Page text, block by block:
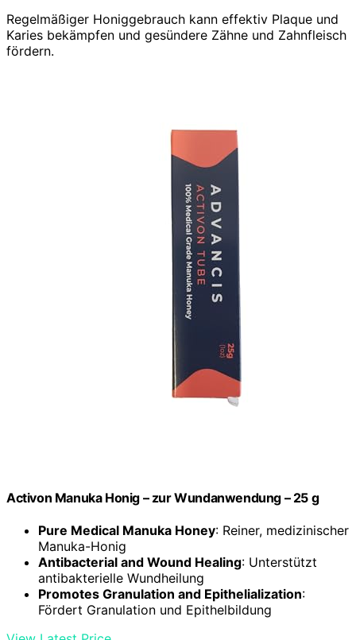
Regelmäßiger Honiggebrauch kann effektiv Plaque und
Karies bekämpfen und gesündere Zähne und Zahnfleisch
fördern.
Activon Manuka Honig – zur Wundanwendung – 25 g
Pure Medical Manuka Honey: Reiner, medizinischer
Manuka-Honig
Antibacterial and Wound Healing: Unterstützt
antibakterielle Wundheilung
Promotes Granulation and Epithelialization:
Fördert Granulation und Epithelbildung